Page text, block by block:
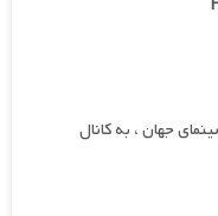
جهان ، به کانال